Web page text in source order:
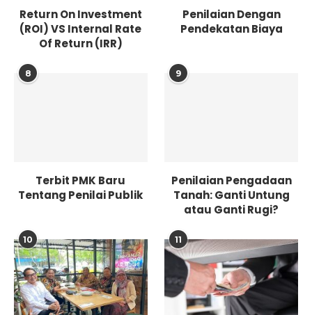
Return On Investment
(ROI) VS Internal Rate
Of Return (IRR)
Penilaian Dengan
Pendekatan Biaya
8
Terbit PMK Baru
Tentang Penilai Publik
9
Penilaian Pengadaan
Tanah: Ganti Untung
atau Ganti Rugi?
10 11